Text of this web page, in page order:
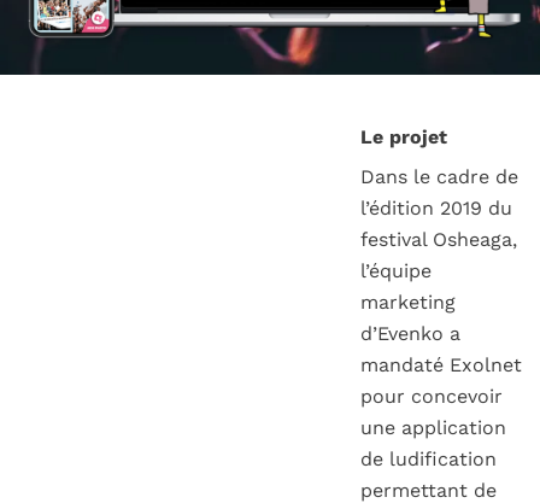
Le projet
Dans le cadre de
l’édition 2019 du
festival Osheaga,
l’équipe
marketing
d’Evenko a
mandaté Exolnet
pour concevoir
une application
de ludification
permettant de